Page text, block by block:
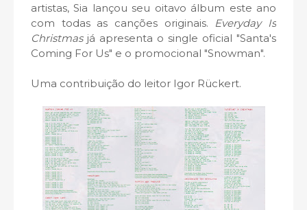
artistas, Sia lançou seu oitavo álbum este ano
com todas as canções originais. Everyday Is
Christmasjá apresenta o single oficial "Santa's
Coming For Us" e o promocional "Snowman".
Uma contribuição do leitor Igor Rückert.